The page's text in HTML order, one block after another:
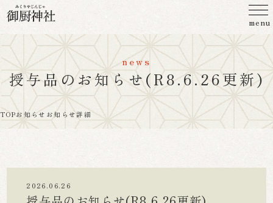
news
授与品のお知らせ(R8.6.26更新)
TOPお知らせ お知らせ詳細
2026.06.26
menu